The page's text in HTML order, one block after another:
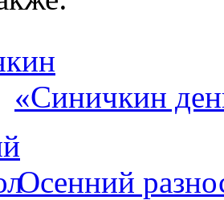
«Синичкин
Осенний